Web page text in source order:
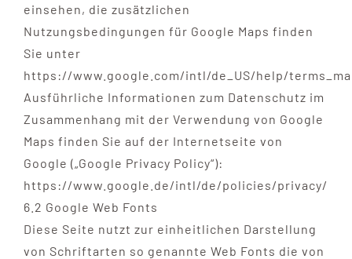
einsehen, die zusätzlichen
Nutzungsbedingungen für Google Maps finden
Sie unter
https://www.google.com/intl/de_US/help/
Ausführliche Informationen zum Datenschutz im
Zusammenhang mit der Verwendung von Google
Maps finden Sie auf der Internetseite von
Google („Google Privacy Policy“):
https://www.google.de/intl/de/policies/privacy/
6.2 Google Web Fonts
Diese Seite nutzt zur einheitlichen Darstellung
von Schriftarten so genannte Web Fonts die von